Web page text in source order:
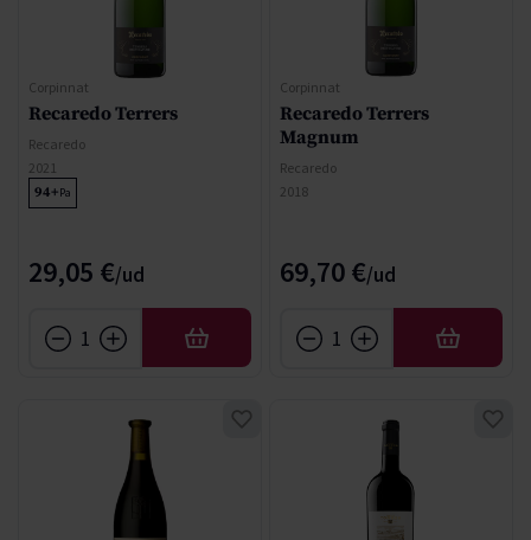
Corpinnat
Recaredo Terrers
Recaredo
2021
94+Pa
29,05 €
AÑADIR
Corpinnat
Recaredo Terrers
Magnum
Recaredo
2018
69,70 €
AÑADIR